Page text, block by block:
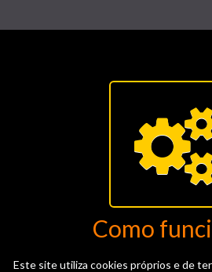
Como
Este site utiliza cookies próprios e de